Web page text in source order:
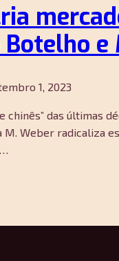
1, 2023
chinês” das últimas
Weber radicaliza